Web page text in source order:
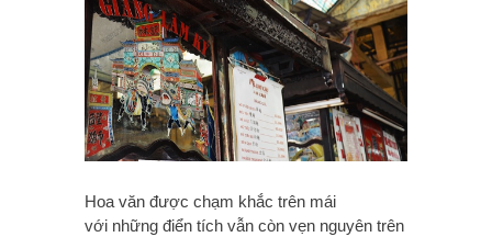
Hoa văn được chạm khắc trên mái
với những điển tích vẫn còn vẹn nguyên trên